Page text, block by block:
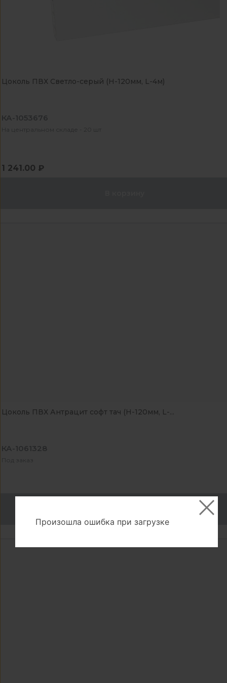
Цоколь ПВХ Светло-серый (H-120мм, L-4м)
КА-1053676
На центральном складе - 20 шт
1 241.00 ₽
Цоколь ПВХ Антрацит софт тач (H-120мм, L-...
КА-1061328
Под заказ
Произошла ошибка при загрузке